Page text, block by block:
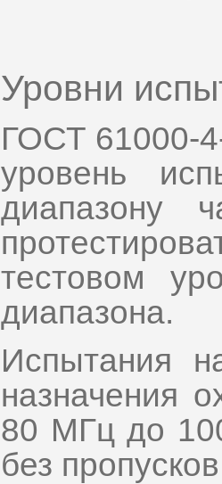
Уровни
ГОСТ 61000-
уровень
диапазону
тестовом
диапазона.
Испытания
назначения
80 МГц до
без